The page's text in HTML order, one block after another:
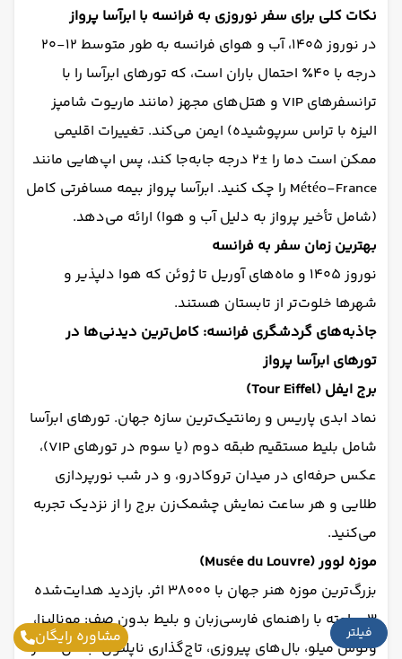
فیلتر
نکات کلی برای سفر نوروزی به فرانسه با ابرآسا پرواز
در نوروز ۱۴۰۵، آب و هوای فرانسه به طور متوسط ۱۲-۲۰
درجه با ۴۰٪ احتمال باران است، که تورهای ابرآسا را با
ترانسفرهای VIP و هتل‌های مجهز (مانند ماریوت شامپز
الیزه با تراس سرپوشیده) ایمن می‌کند. تغییرات اقلیمی
ممکن است دما را ±۲ درجه جابه‌جا کند، پس اپ‌هایی مانند
Météo-France را چک کنید. ابرآسا پرواز بیمه مسافرتی کامل
(شامل تأخیر پرواز به دلیل آب و هوا) ارائه می‌دهد.
بهترین زمان سفر به فرانسه
نوروز ۱۴۰۵ و ماه‌های آوریل تا ژوئن که هوا دلپذیر و
شهرها خلوت‌تر از تابستان هستند.
جاذبه‌های گردشگری فرانسه: کامل‌ترین دیدنی‌ها در
تورهای ابرآسا پرواز
برج ایفل (Tour Eiffel)
نماد ابدی پاریس و رمانتیک‌ترین سازه جهان. تورهای ابرآسا
شامل بلیط مستقیم طبقه دوم (یا سوم در تورهای VIP)،
عکس حرفه‌ای در میدان تروکادرو، و در شب نورپردازی
طلایی و هر ساعت نمایش چشمک‌زن برج را از نزدیک تجربه
می‌کنید.
موزه لوور (Musée du Louvre)
بزرگ‌ترین موزه هنر جهان با ۳۸۰۰۰ اثر. بازدید هدایت‌شده
۳ ساعته با راهنمای فارسی‌زبان و بلیط بدون صف: مونالیزا،
ونوس میلو، بال‌های پیروزی، تاج‌گذاری ناپلئون، بخش مصر
مشاوره رایگان